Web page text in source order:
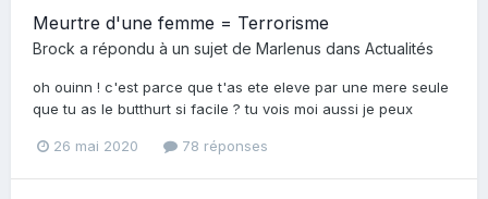
Meurtre d'une femme = Terrorisme
Brock a répondu à un sujet de Marlenus dans Actualités
oh ouinn ! c'est parce que t'as ete eleve par une mere seule
que tu as le butthurt si facile ? tu vois moi aussi je peux
26 mai 2020 78 réponses